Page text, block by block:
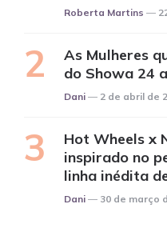
Posted
Roberta Martins
As Mulheres
do Showa 24
Posted
Dani 2 de abril de
Hot Wheels x
inspirado no
linha inédita
Posted
Dani 30 de março